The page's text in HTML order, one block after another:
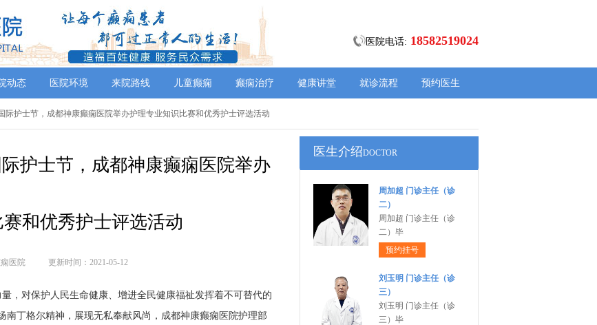
医院电话: 18582519024
动态 医院环境 来院路线 儿童癫痫 癫痫治疗 健康讲堂 就诊流程 预约医生
际护士节，成都神康癫痫医院举办护理专业知识比赛和优秀护士评选活动
护士节，成都神康癫痫医院举办
和优秀护士评选活动
医院 更新时间：2021-05-12
，对保护人民生命健康、增进全民健康福祉发挥着不可替代的
南丁格尔精神，展现无私奉献风尚，成都神康癫痫医院护理部
医生介绍DOCTOR
周加超 门诊主任（诊
二）
周加超 门诊主任（诊
二）毕
预约挂号
刘玉明 门诊主任（诊
三）
刘玉明 门诊主任（诊
三）毕